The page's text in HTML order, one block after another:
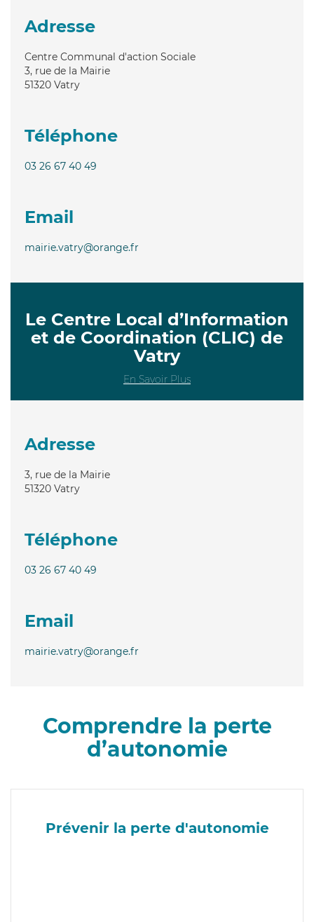
Adresse
Centre Communal d'action Sociale
3, rue de la Mairie
51320 Vatry
Téléphone
03 26 67 40 49
Email
mairie.vatry@orange.fr
Le Centre Local d’Information
et de Coordination (CLIC) de
Vatry
En Savoir Plus
Adresse
3, rue de la Mairie
51320 Vatry
Téléphone
03 26 67 40 49
Email
mairie.vatry@orange.fr
Comprendre la perte
d’autonomie
Prévenir la perte d'autonomie